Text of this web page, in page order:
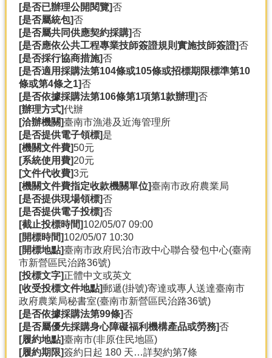
首
[是否已辦理公開閱覽]否
[是否屬統包]否
[是否屬共同供應契約採購]否
[是否應依公共工程專業技師簽證規則實施技師簽證]否
[是否採行協商措施]否
[是否適用採購法第104條或105條或招標期限標準第10
條或第4條之1]否
[是否依據採購法第106條第1項第1款辦理]否
[辦理方式]代辦
[洽辦機關]臺南市漁港及近海管理所
[是否提供電子領標]是
[機關文件費]50元
[系統使用費]20元
[文件代收費]3元
[機關文件費指定收款機關單位]臺南市政府農業局
[是否提供現場領標]否
[是否提供電子投標]否
[截止投標時間]102/05/07 09:00
[開標時間]102/05/07 10:30
[開標地點]臺南市政府民治市政中心聯合發包中心(臺南
市新營區民治路36號)
[投標文字]正體中文或英文
[收受投標文件地點]郵遞(掛號)寄達或專人送達臺南市
政府農業局秘書室(臺南市新營區民治路36號)
[是否依據採購法第99條]否
[是否屬優先採購身心障礙福利機構產品或勞務]否
[履約地點]臺南市(非原住民地區)
[履約期限]簽約日起 180 天…詳契約第7條